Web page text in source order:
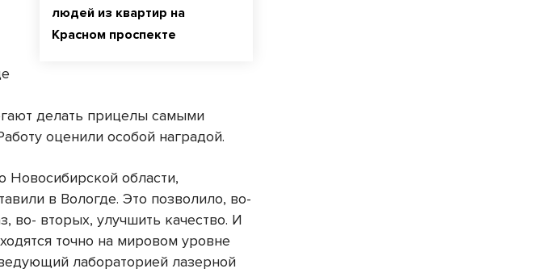
людей из квартир на
Красном проспекте
делать прицелы самыми
оценили особой наградой.
области,
в Вологде. Это позволило, во-
во- вторых, улучшить качество. И
точно на мировом уровне
лабораторией лазерной